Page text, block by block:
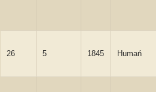
26 5 1845 Humań